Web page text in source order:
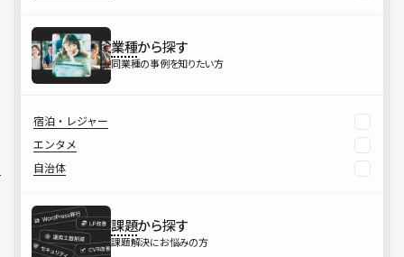
業種から探す
同業種の事例を知りたい方
宿泊・レジャー
エンタメ
自治体
課題から探す
課題解決にお悩みの方